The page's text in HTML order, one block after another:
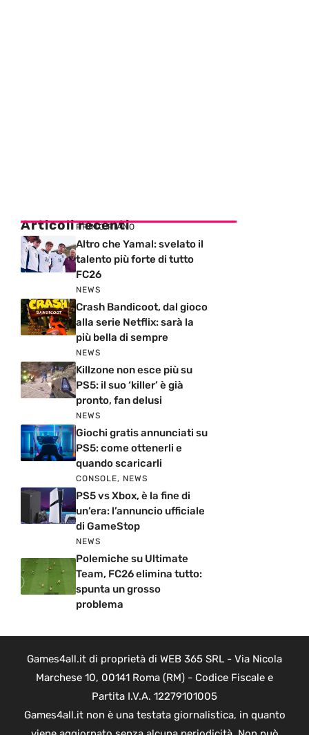
Articoli recenti
PRIMO PIANO
Altro che Yamal: svelato il
talento più forte di tutto
FC26
NEWS
Crash Bandicoot, dal gioco
alla serie Netflix: sarà la
più bella di sempre
NEWS
Killzone non esce più su
PS5: il suo ‘killer’ è già
pronto, fan delusi
NEWS
Giochi gratis annunciati su
PS5: come ottenerli e
quando scaricarli
CONSOLE, NEWS
PS5 vs Xbox, è la fine di
un’era: l’annuncio ufficiale
di GameStop
NEWS
Polemiche su Ultimate
Team, FC26 elimina tutto:
spunta un grosso
problema
Games4all.it di proprietà di WEB 365 SRL - Via Nicola
Marchese 10, 00141 Roma (RM) - Codice Fiscale e
Partita I.V.A. 12279101005
Games4all.it non è una testata giornalistica, in quanto